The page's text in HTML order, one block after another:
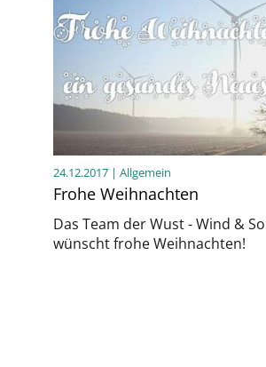
24.12.2017 | Allgemein
Frohe Weihnachten
Das Team der Wust - Wind &
wünscht frohe Weihnachten!